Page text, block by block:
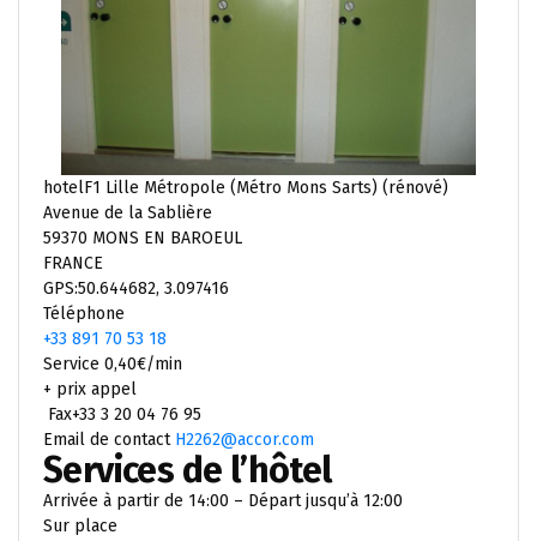
hotelF1 Lille Métropole (Métro Mons Sarts) (rénové)
Avenue de la Sablière
59370 MONS EN BAROEUL
FRANCE
GPS:50.644682, 3.097416
Téléphone
+33 891 70 53 18
Service 0,40€/min
+ prix appel
Fax+33 3 20 04 76 95
Email de contact H2262@accor.com
Services de l’hôtel
Arrivée à partir de 14:00 – Départ jusqu’à 12:00
Sur place